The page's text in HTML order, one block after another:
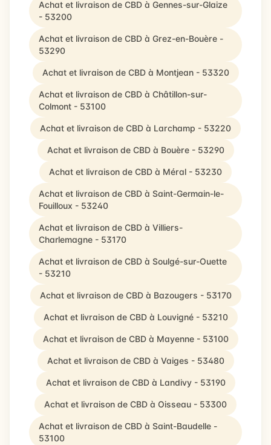
Achat et livraison de CBD à Gennes-sur-Glaize
- 53200
Achat et livraison de CBD à Grez-en-Bouère -
53290
Achat et livraison de CBD à Montjean - 53320
Achat et livraison de CBD à Châtillon-sur-
Colmont - 53100
Achat et livraison de CBD à Larchamp - 53220
Achat et livraison de CBD à Bouère - 53290
Achat et livraison de CBD à Méral - 53230
Achat et livraison de CBD à Saint-Germain-le-
Fouilloux - 53240
Achat et livraison de CBD à Villiers-
Charlemagne - 53170
Achat et livraison de CBD à Soulgé-sur-Ouette
- 53210
Achat et livraison de CBD à Bazougers - 53170
Achat et livraison de CBD à Louvigné - 53210
Achat et livraison de CBD à Mayenne - 53100
Achat et livraison de CBD à Vaiges - 53480
Achat et livraison de CBD à Landivy - 53190
Achat et livraison de CBD à Oisseau - 53300
Achat et livraison de CBD à Saint-Baudelle -
53100